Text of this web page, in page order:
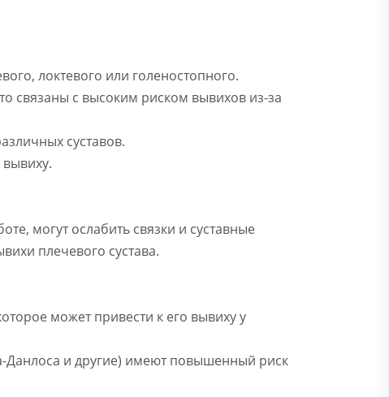
локтевого или голеностопного.
связаны с высоким риском вывихов из-за
суставов.
могут ослабить связки и суставные
плечевого сустава.
может привести к его вывиху у
Данлоса и другие) имеют повышенный риск